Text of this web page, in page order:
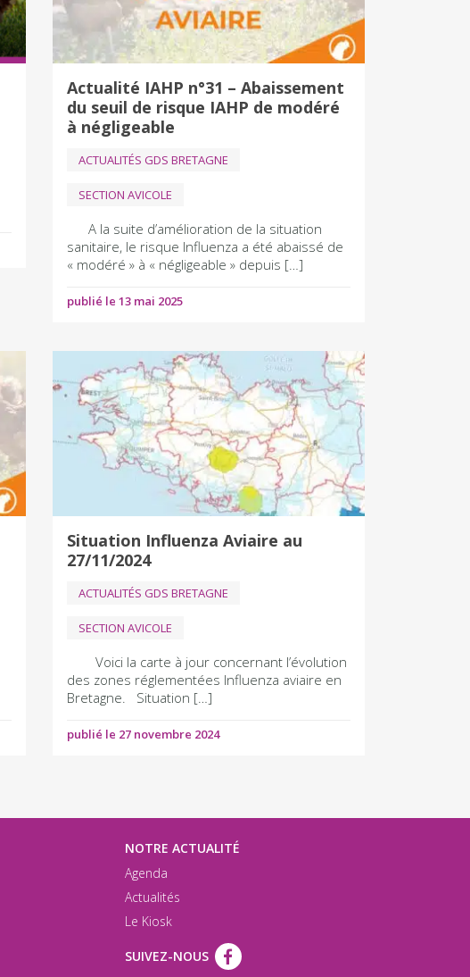
Actualité IAHP n°31 – Abaissement
du seuil de risque IAHP de modéré
à négligeable
ACTUALITÉS GDS BRETAGNE
SECTION AVICOLE
A la suite d’amélioration de la situation
sanitaire, le risque Influenza a été abaissé de
« modéré » à « négligeable » depuis […]
publié le 13 mai 2025
Situation Influenza Aviaire au
27/11/2024
ACTUALITÉS GDS BRETAGNE
SECTION AVICOLE
Voici la carte à jour concernant l’évolution
des zones réglementées Influenza aviaire en
Bretagne. Situation […]
publié le 27 novembre 2024
NOTRE ACTUALITÉ
Agenda
Actualités
Le Kiosk
SUIVEZ-NOUS